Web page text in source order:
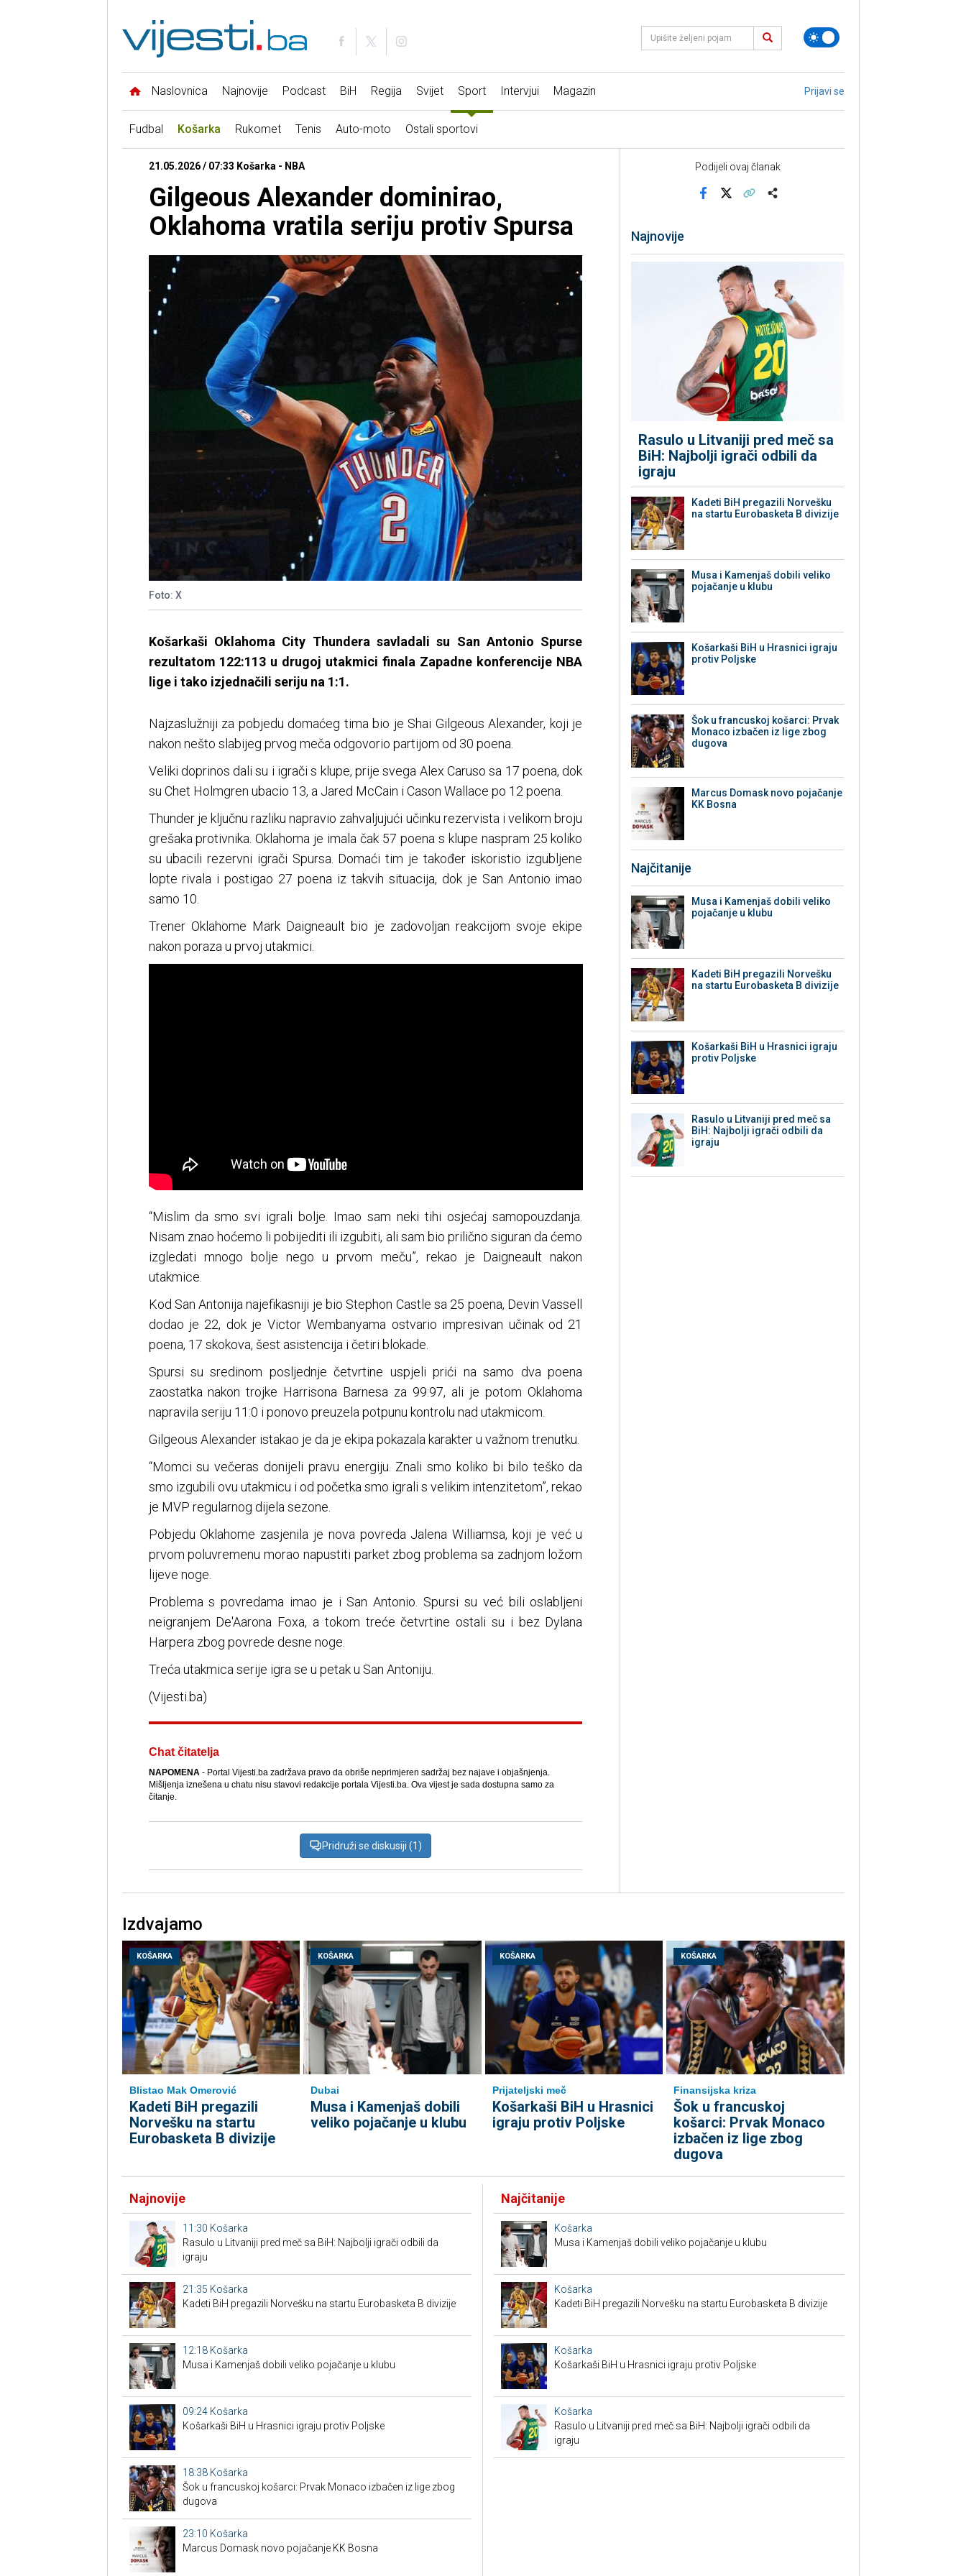
Naslovnica Najnovije Podcast BiH Regija Svijet Sport Intervjui Magazin Prijavi se
Fudbal Košarka Rukomet Tenis Auto-moto Ostali sportovi
21.05.2026 / 07:33 Košarka - NBA
Gilgeous Alexander dominirao,
Oklahoma vratila seriju protiv Spursa
Foto: X
Košarkaši Oklahoma City Thundera savladali su San Antonio Spurse
rezultatom 122:113 u drugoj utakmici finala Zapadne konferencije NBA
lige i tako izjednačili seriju na 1:1.
Najzaslužniji za pobjedu domaćeg tima bio je Shai Gilgeous Alexander, koji je
nakon nešto slabijeg prvog meča odgovorio partijom od 30 poena.
Veliki doprinos dali su i igrači s klupe, prije svega Alex Caruso sa 17 poena, dok
su Chet Holmgren ubacio 13, a Jared McCain i Cason Wallace po 12 poena.
Thunder je ključnu razliku napravio zahvaljujući učinku rezervista i velikom broju
grešaka protivnika. Oklahoma je imala čak 57 poena s klupe naspram 25 koliko
su ubacili rezervni igrači Spursa. Domaći tim je također iskoristio izgubljene
lopte rivala i postigao 27 poena iz takvih situacija, dok je San Antonio imao
samo 10.
Trener Oklahome Mark Daigneault bio je zadovoljan reakcijom svoje ekipe
nakon poraza u prvoj utakmici.
“Mislim da smo svi igrali bolje. Imao sam neki tihi osjećaj samopouzdanja.
Nisam znao hoćemo li pobijediti ili izgubiti, ali sam bio prilično siguran da ćemo
izgledati mnogo bolje nego u prvom meču”, rekao je Daigneault nakon
utakmice.
Kod San Antonija najefikasniji je bio Stephon Castle sa 25 poena, Devin Vassell
dodao je 22, dok je Victor Wembanyama ostvario impresivan učinak od 21
poena, 17 skokova, šest asistencija i četiri blokade.
Spursi su sredinom posljednje četvrtine uspjeli prići na samo dva poena
zaostatka nakon trojke Harrisona Barnesa za 99:97, ali je potom Oklahoma
napravila seriju 11:0 i ponovo preuzela potpunu kontrolu nad utakmicom.
Gilgeous Alexander istakao je da je ekipa pokazala karakter u važnom trenutku.
“Momci su večeras donijeli pravu energiju. Znali smo koliko bi bilo teško da
smo izgubili ovu utakmicu i od početka smo igrali s velikim intenzitetom”, rekao
je MVP regularnog dijela sezone.
Pobjedu Oklahome zasjenila je nova povreda Jalena Williamsa, koji je već u
prvom poluvremenu morao napustiti parket zbog problema sa zadnjom ložom
lijeve noge.
Problema s povredama imao je i San Antonio. Spursi su već bili oslabljeni
neigranjem De'Aarona Foxa, a tokom treće četvrtine ostali su i bez Dylana
Harpera zbog povrede desne noge.
Treća utakmica serije igra se u petak u San Antoniju.
(Vijesti.ba)
Chat čitatelja
NAPOMENA- Portal Vijesti.ba zadržava pravo da obriše neprimjeren sadržaj bez najave i objašnjenja.
Mišljenja iznešena u chatu nisu stavovi redakcije portala Vijesti.ba. Ova vijest je sada dostupna samo za
čitanje.
Pridruži se diskusiji (1)
Podijeli ovaj članak
Najnovije
Rasulo u Litvaniji pred meč sa
BiH: Najbolji igrači odbili da
igraju
Kadeti BiH pregazili Norvešku
na startu Eurobasketa B divizije
Musa i Kamenjaš dobili veliko
pojačanje u klubu
Košarkaši BiH u Hrasnici igraju
protiv Poljske
Šok u francuskoj košarci: Prvak
Monaco izbačen iz lige zbog
dugova
Marcus Domask novo pojačanje
KK Bosna
Najčitanije
Musa i Kamenjaš dobili veliko
pojačanje u klubu
Kadeti BiH pregazili Norvešku
na startu Eurobasketa B divizije
Košarkaši BiH u Hrasnici igraju
protiv Poljske
Rasulo u Litvaniji pred meč sa
BiH: Najbolji igrači odbili da
igraju
Izdvajamo
KOŠARKA
Blistao Mak Omerović
Kadeti BiH pregazili
Norvešku na startu
Eurobasketa B divizije
KOŠARKA
Dubai
Musa i Kamenjaš dobili
veliko pojačanje u klubu
KOŠARKA
Prijateljski meč
Košarkaši BiH u Hrasnici
igraju protiv Poljske
KOŠARKA
Finansijska kriza
Šok u francuskoj
košarci: Prvak Monaco
izbačen iz lige zbog
dugova
Najnovije
11:30 Košarka
Rasulo u Litvaniji pred meč sa BiH: Najbolji igrači odbili da
igraju
21:35 Košarka
Kadeti BiH pregazili Norvešku na startu Eurobasketa B divizije
12:18 Košarka
Musa i Kamenjaš dobili veliko pojačanje u klubu
09:24 Košarka
Košarkaši BiH u Hrasnici igraju protiv Poljske
18:38 Košarka
Šok u francuskoj košarci: Prvak Monaco izbačen iz lige zbog
dugova
23:10 Košarka
Marcus Domask novo pojačanje KK Bosna
Najčitanije
Košarka
Musa i Kamenjaš dobili veliko pojačanje u klubu
Košarka
Kadeti BiH pregazili Norvešku na startu Eurobasketa B divizije
Košarka
Košarkaši BiH u Hrasnici igraju protiv Poljske
Košarka
Rasulo u Litvaniji pred meč sa BiH: Najbolji igrači odbili da
igraju